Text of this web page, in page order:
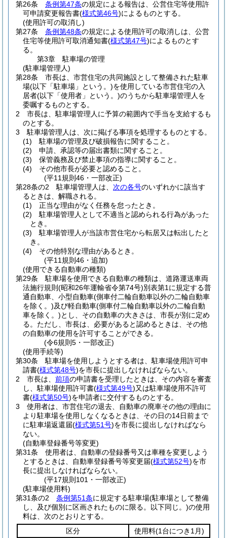
第26条 条例第47条の規定による報告は、公営住宅等使用許
可申請変更報告書(様式第46号)によるものとする。
(使用許可の取消し)
第27条
条例第48条の規定による使用許可の取消しは、公営
住宅等使用許可取消通知書(様式第47号)によるものとす
る。
第3章
駐車場の管理
(駐車場管理人)
第28条
市長は、市営住宅の共同施設として整備された駐車
場(以下「駐車場」という。)を使用している市営住宅の入
居者(以下「使用者」という。)のうちから駐車場管理人を
委嘱するものとする。
2
市長は、駐車場管理人に予算の範囲内で手当を支給するも
のとする。
3
駐車場管理人は、次に掲げる事項を処理するものとする。
(1)
駐車場の管理及び破損報告に関すること。
(2)
申請、承認等の届出書類に関すること。
(3)
保管義務及び禁止事項の指導に関すること。
(4)
その他市長が必要と認めること。
(平11規則46・一部改正)
第28条の2
駐車場管理人は、 次の各号のいずれかに該当す
るときは、解職される。
(1)
正当な理由がなく任務を怠ったとき。
(2)
駐車場管理人として不適当と認められる行為があった
とき。
(3)
駐車場管理人が当該市営住宅から転居又は転出したと
き。
(4)
その他特別な理由があるとき。
(平11規則46・追加)
(使用できる自動車の種類)
第29条
駐車場を使用できる自動車の種類は、道路運送車両
法施行規則 (昭和26年運輸省令第74号)別表第1に規定する普
通自動車、小型自動車(側車付二輪自動車以外の二輪自動車
を除く。)及び軽自動車(側車付二輪自動車以外の二輪自動
車を除く。)とし、その自動車の大きさは、市長が別に定め
る。 ただし、市長は、必要があると認めるときは、その他
の自動車の使用を許可することができる。
(令6規則5・一部改正)
(使用手続等)
第30条
駐車場を使用しようとする者は、駐車場使用許可申
請書(様式第48号)を市長に提出しなければならない。
2
市長は、 前項の申請書を受理したときは、その内容を審査
し、駐車場使用許可書(様式第49号)又は駐車場使用不許可
書(様式第50号)を申請者に交付するものとする。
3
使用者は、市営住宅の退去、自動車の廃車その他の理由に
より駐車場を使用しなくなるときは、その日の14日前まで
に駐車場返還届(様式第51号)を市長に提出しなければなら
ない。
(自動車登録番号等変更)
第31条
使用者は、自動車の登録番号又は車種を変更しよう
とするときは、自動車登録番号等変更届(様式第52号)を市
長に提出しなければならない。
(平17規則101・一部改正)
(駐車場使用料)
第31条の2
条例第51条に規定する駐車場(駐車場として整備
し、及び個別に区画されたものに限る。以下同じ。)の使用
料は、次のとおりとする。
区分
使用料(1台につき1月)